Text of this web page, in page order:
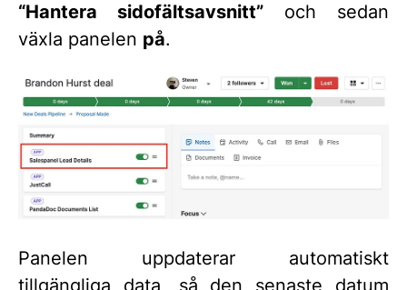
“Hantera sidofältsavsnitt” och sedan
växla panelen på.
Panelen uppdaterar automatiskt
tillgängliga data, så den senaste datum